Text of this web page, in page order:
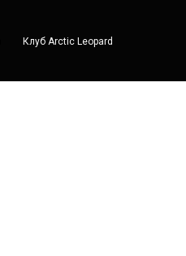
Клуб Arctic Leopard